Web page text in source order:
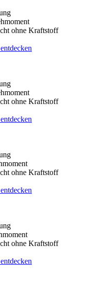
ohne Kraftstoff
ohne Kraftstoff
ohne Kraftstoff
ohne Kraftstoff